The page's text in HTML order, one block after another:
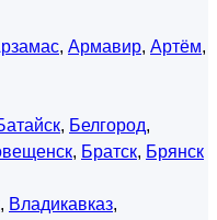
, Армавир, Артём,
, Белгород,
, Братск, Брянск
, Владикавказ,